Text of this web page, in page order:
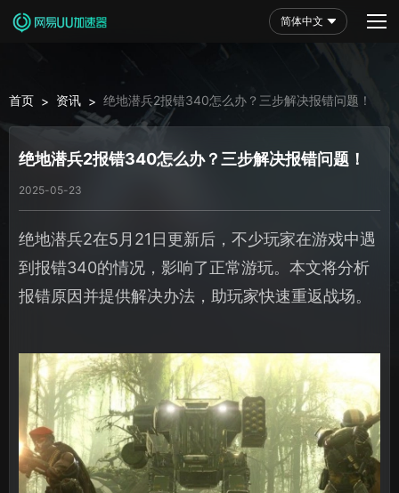
简体中文
首页 > 资讯 > 绝地潜兵2报错340怎么办？三步解决报错问题！
绝地潜兵2报错340怎么办？三步解决报错问题！
2025-05-23
绝地潜兵2在5月21日更新后，不少玩家在游戏中遇
到报错340的情况，影响了正常游玩。本文将分析
报错原因并提供解决办法，助玩家快速重返战场。